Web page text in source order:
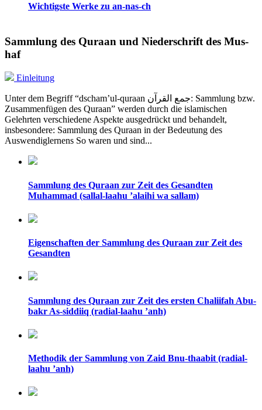
Wichtigste Werke zu an-nas-ch
Sammlung des Quraan und Niederschrift des Mus-
haf
Einleitung
Unter dem Begriff “dscham’ul-quraan جمع القرآن: Sammlung bzw.
Zusammenfügen des Quraan” werden durch die islamischen
Gelehrten verschiedene Aspekte ausgedrückt und behandelt,
insbesondere: Sammlung des Quraan in der Bedeutung des
Auswendiglernens So waren und sind...
Sammlung des Quraan zur Zeit des Gesandten
Muhammad (sallal-laahu ’alaihi wa sallam)
Eigenschaften der Sammlung des Quraan zur Zeit des
Gesandten
Sammlung des Quraan zur Zeit des ersten Chaliifah Abu-
bakr As-siddiiq (radial-laahu ’anh)
Methodik der Sammlung von Zaid Bnu-thaabit (radial-
laahu ’anh)